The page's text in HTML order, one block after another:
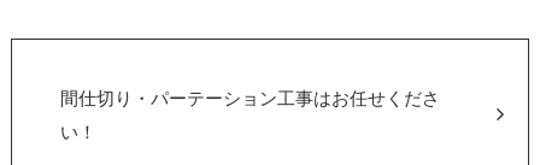
間仕切り・パーテーション工事はお任せくださ
い！